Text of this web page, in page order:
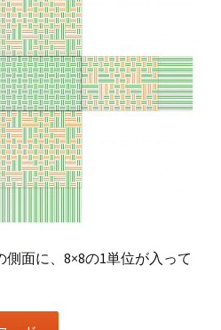
面に、8×8の1単位が入って